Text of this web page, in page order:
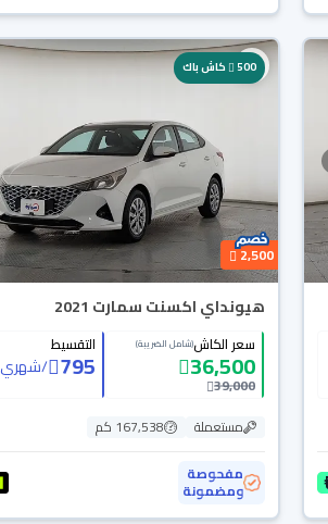
500 كاش باك
2,500
هيونداي اكسنت سمارت 2021
سعر الكاش(شامل الضريبة)
36,500
39,000
التقسيط
795
/شهري
مستعملة
167,538 كم
مفحوصة
ومضمونة